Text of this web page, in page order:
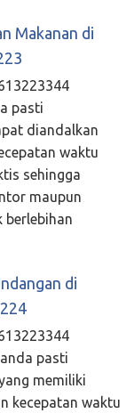
Makanan di
pasti
diandalkan
waktu
sehingga
maupun
berlebihan
di
pasti
memiliki
kecepatan waktu